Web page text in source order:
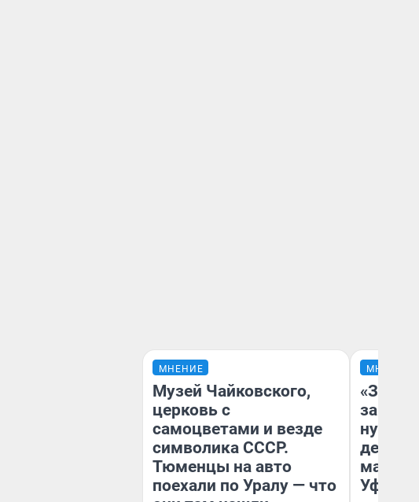
МНЕНИЕ
Музей Чайковского,
церковь с
самоцветами и везде
символика СССР.
Тюменцы на авто
поехали по Уралу — что
МНЕНИЕ
дела с
Уфа